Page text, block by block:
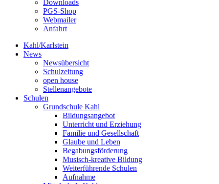
Downloads
PGS-Shop
Webmailer
Anfahrt
Kahl/Karlstein
News
Newsübersicht
Schulzeitung
open house
Stellenangebote
Schulen
Grundschule Kahl
Bildungsangebot
Unterricht und Erziehung
Familie und Gesellschaft
Glaube und Leben
Begabungsförderung
Musisch-kreative Bildung
Weiterführende Schulen
Aufnahme